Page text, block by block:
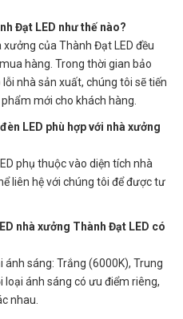
Đạt LED như thế nào?
của Thành Đạt LED đều
hàng. Trong thời gian bảo
nhà sản xuất, chúng tôi sẽ tiến
mới cho khách hàng.
LED phù hợp với nhà xưởng
phụ thuộc vào diện tích nhà
liên hệ với chúng tôi để được tư
nhà xưởng Thành Đạt LED có
ánh sáng: Trắng (6000K), Trung
loại ánh sáng có ưu điểm riêng,
nhau.